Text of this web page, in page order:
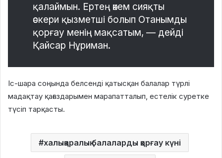
қалаймын. Ертең әкем сияқты
әскери қызметші болып Отанымды
қорғау менің мақсатым, — дейді
Қайсар Нұриман.
Іс-шара соңында белсенді қатысқан балалар түрлі
мадақтау қағаздарымен марапатталып, естелік суретке
түсіп тарқасты.
халықаралық балаларды қорғау күні